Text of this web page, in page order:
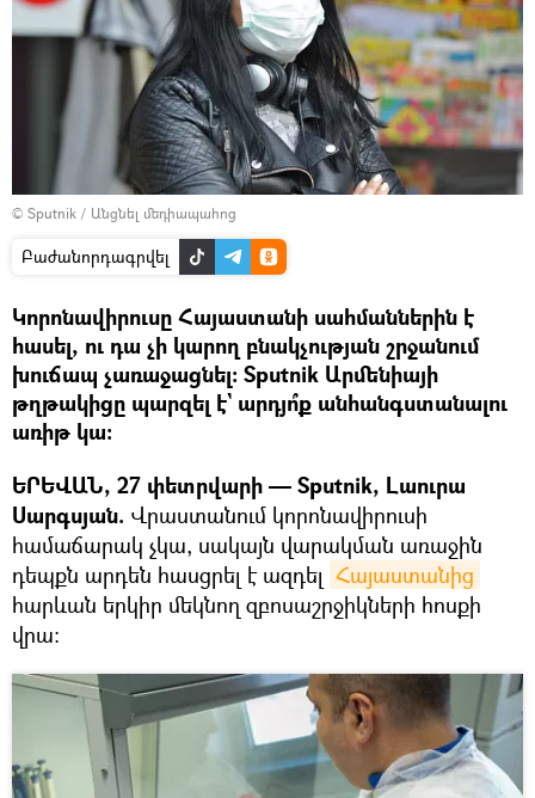
© Sputnik / Անցնել մեդիապահոց
Բաժանորդագրվել
Կորոնավիրուսը Հայաստանի սահմաններին է
հասել, ու դա չի կարող բնակչության շրջանում
խուճապ չառաջացնել։ Sputnik Արմենիայի
թղթակիցը պարզել է` արդյո՞ք անհանգստանալու
առիթ կա։
ԵՐԵՎԱՆ, 27 փետրվարի — Sputnik, Լաուրա
Սարգսյան. Վրաստանում կորոնավիրուսի
համաճարակ չկա, սակայն վարակման առաջին
դեպքն արդեն հասցրել է ազդել Հայաստանից
հարևան երկիր մեկնող զբոսաշրջիկների հոսքի
վրա։